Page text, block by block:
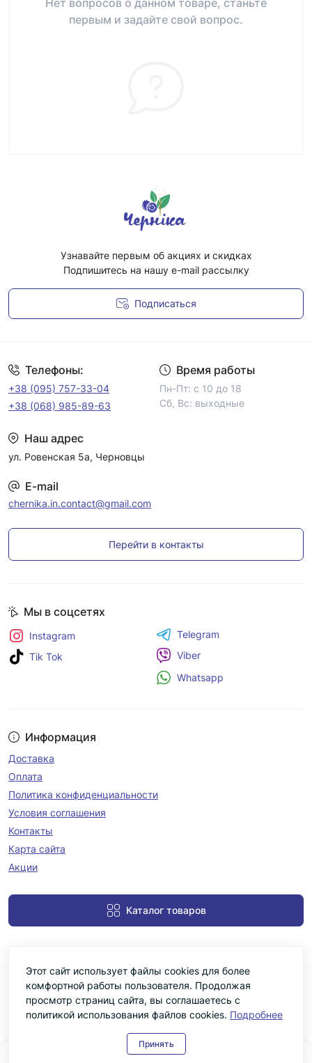
0
Нет вопросов о данном товаре, станьте
первым и задайте свой вопрос.
Узнавайте первым об акциях и скидках
Подпишитесь на нашу e-mail рассылку
Подписаться
Телефоны:
+38 (095) 757-33-04
+38 (068) 985-89-63
Время работы
Пн-Пт: с 10 до 18
Сб, Вс: выходные
Наш адрес
ул. Ровенская 5а, Черновцы
E-mail
chernika.in.contact@gmail.com
Перейти в контакты
Информация
Доставка
Оплата
Политика конфиденциальности
Условия соглашения
Контакты
Карта сайта
Акции
Каталог товаров
Мы в соцсетях
Instagram
Tik Tok
Telegram
Viber
Whatsapp
Черніка © 2026
Этот сайт использует файлы cookies для более
комфортной работы пользователя. Продолжая
просмотр страниц сайта, вы соглашаетесь с
политикой использования файлов cookies. Подробнее
Принять